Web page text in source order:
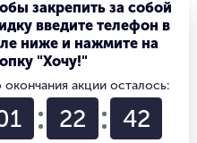
закрепить за собой
введите телефон в
ниже и нажмите на
"Хочу!"
акции осталось:
22 41